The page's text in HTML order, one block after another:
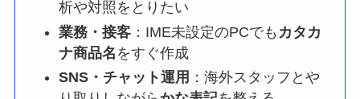
析や対照をとりたい
業務・接客：IME未設定のPCでも カタカ
ナ商品名 をすぐ作成
SNS・チャット運用 ：海外スタッフとや